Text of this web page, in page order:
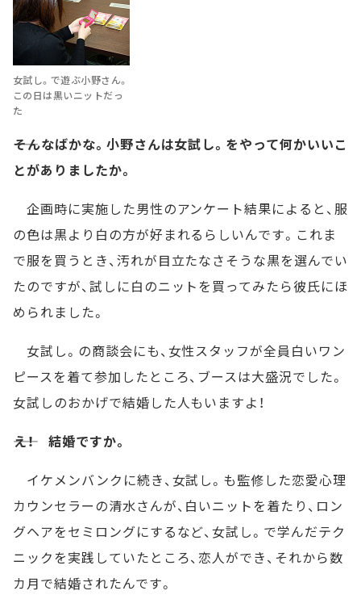
女試し。で遊ぶ小野さん。
この日は黒いニットだっ
た
――そんなばかな。小野さんは女試し。をやって何かいいこ
とがありましたか。
企画時に実施した男性のアンケート結果によると、服
の色は黒より白の方が好まれるらしいんです。これま
で服を買うとき、汚れが目立たなさそうな黒を選んでい
たのですが、試しに白のニットを買ってみたら彼氏にほ
められました。
女試し。の商談会にも、女性スタッフが全員白いワン
ピースを着て参加したところ、ブースは大盛況でした。
女試しのおかげで結婚した人もいますよ！
――え！ 結婚ですか。
イケメンバンクに続き、女試し。も監修した恋愛心理
カウンセラーの清水さんが、白いニットを着たり、ロン
グヘアをセミロングにするなど、女試し。で学んだテク
ニックを実践していたところ、恋人ができ、それから数
カ月で結婚されたんです。